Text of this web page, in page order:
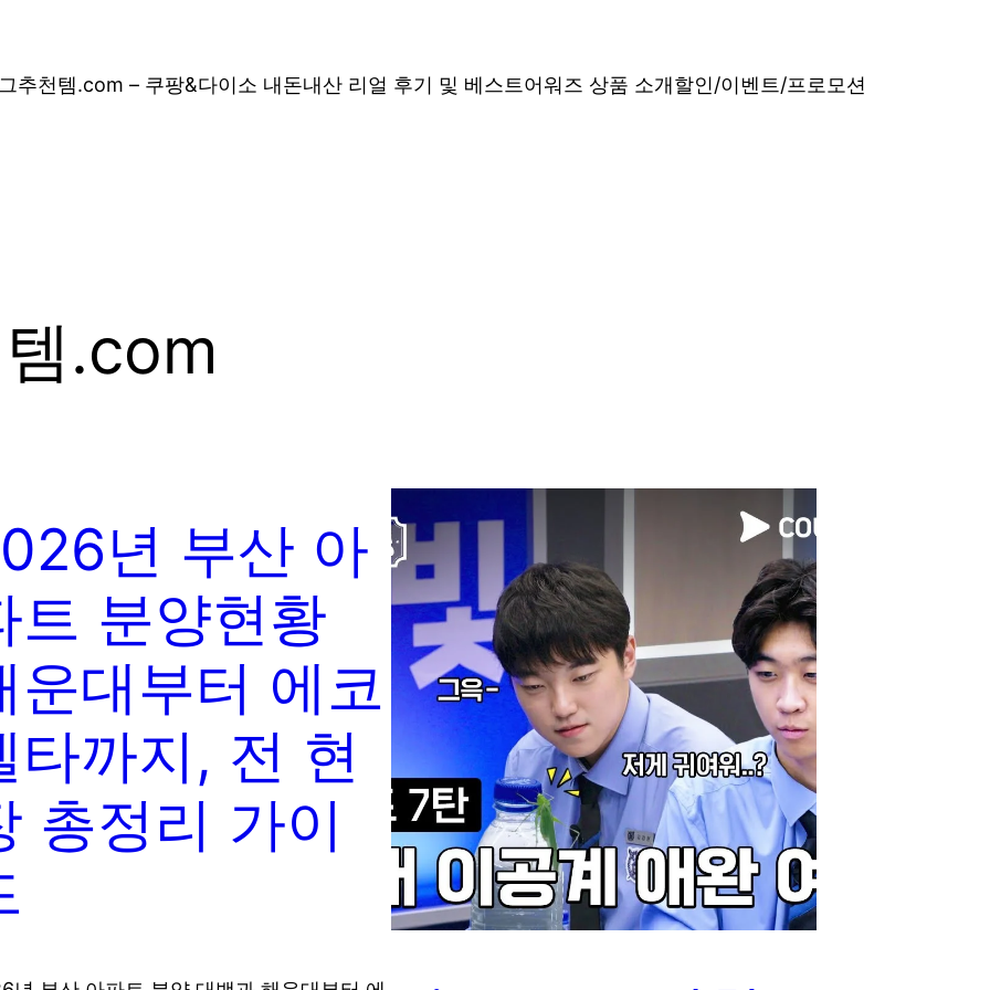
추천템.com – 쿠팡&다이소 내돈내산 리얼 후기 및 베스트어워즈 상품 소개할인/이벤트/프로모션
.com
년 부산 아
트 분양현황
운대부터 에코
타까지, 전 현
총정리 가이